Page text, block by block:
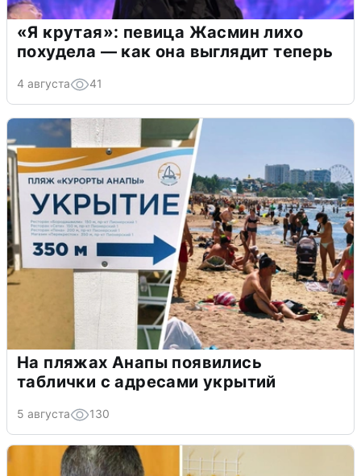
«Я крутая»: певица Жасмин лихо
похудела — как она выглядит теперь
4 августа 41
На пляжах Анапы появились
таблички с адресами укрытий
5 августа 130